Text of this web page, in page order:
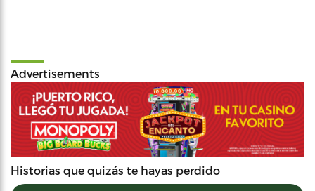
Advertisements
Historias que quizás te hayas perdido